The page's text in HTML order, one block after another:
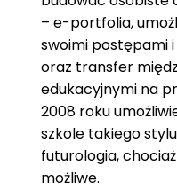
– e-portfolia,
swoimi postępami
oraz transfer
edukacyjnymi na
2008 roku
szkole takiego
futurologia,
możliwe.